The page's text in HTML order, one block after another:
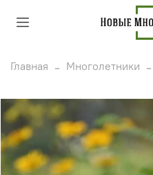
Главная Многолетники